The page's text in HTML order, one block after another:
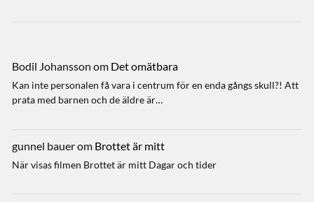
Bodil Johansson om Det omätbara
Kan inte personalen få vara i centrum för en enda gångs skull?! Att
prata med barnen och de äldre är…
gunnel bauerom Brottet är mitt
När visas filmen Brottet är mitt Dagar och tider